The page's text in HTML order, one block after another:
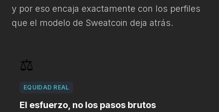
y por eso encaja exactamente con los perfiles
que el modelo de Sweatcoin deja atrás.
⚖️
EQUIDAD REAL
El esfuerzo, no los pasos brutos